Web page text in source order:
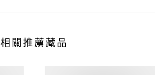
相關推薦藏品